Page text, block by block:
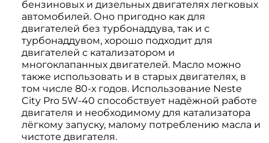
бензиновых и дизельных двигателях легковых
автомобилей. Оно пригодно как для
двигателей без турбонаддува, так и с
турбонаддувом, хорошо подходит для
двигателей с катализатором и
многоклапанных двигателей. Масло можно
также использовать и в старых двигателях, в
том числе 80-х годов. Использование Neste
City Pro 5W-40 способствует надёжной работе
двигателя и необходимому для катализатора
лёгкому запуску, малому потреблению масла и
чистоте двигателя.